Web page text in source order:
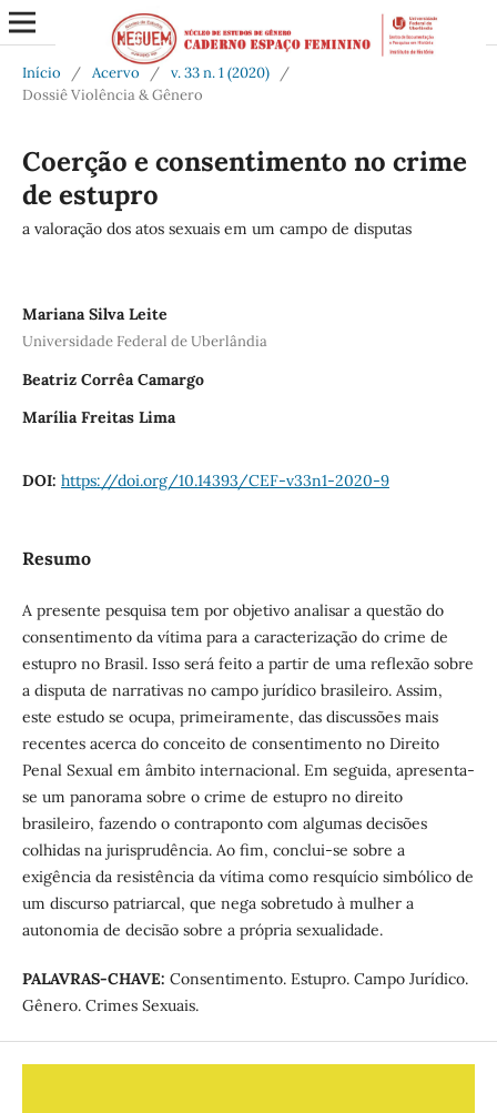
Início / Acervo / v. 33 n. 1 (2020)
/
Dossiê Violência & Gênero
Coerção e consentimento no crime
de estupro
a valoração dos atos sexuais em um campo de disputas
Mariana Silva Leite
Universidade Federal de Uberlândia
Beatriz Corrêa Camargo
Marília Freitas Lima
DOI: https://doi.org/10.14393/CEF-v33n1-2020-9
Resumo
A presente pesquisa tem por objetivo analisar a questão do
consentimento da vítima para a caracterização do crime de
estupro no Brasil. Isso será feito a partir de uma reflexão sobre
a disputa de narrativas no campo jurídico brasileiro. Assim,
este estudo se ocupa, primeiramente, das discussões mais
recentes acerca do conceito de consentimento no Direito
Penal Sexual em âmbito internacional. Em seguida, apresenta-
se um panorama sobre o crime de estupro no direito
brasileiro, fazendo o contraponto com algumas decisões
colhidas na jurisprudência. Ao fim, conclui-se sobre a
exigência da resistência da vítima como resquício simbólico de
um discurso patriarcal, que nega sobretudo à mulher a
autonomia de decisão sobre a própria sexualidade.
PALAVRAS-CHAVE: Consentimento. Estupro. Campo Jurídico.
Gênero. Crimes Sexuais.